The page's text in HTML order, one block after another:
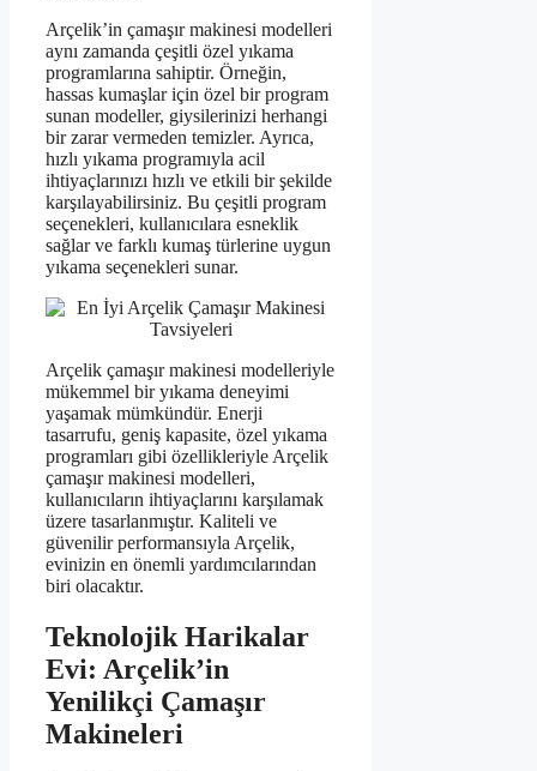
Arçelik’in çamaşır makinesi modelleri
aynı zamanda çeşitli özel yıkama
programlarına sahiptir. Örneğin,
hassas kumaşlar için özel bir program
sunan modeller, giysilerinizi herhangi
bir zarar vermeden temizler. Ayrıca,
hızlı yıkama programıyla acil
ihtiyaçlarınızı hızlı ve etkili bir şekilde
karşılayabilirsiniz. Bu çeşitli program
seçenekleri, kullanıcılara esneklik
sağlar ve farklı kumaş türlerine uygun
yıkama seçenekleri sunar.
Arçelik çamaşır makinesi modelleriyle
mükemmel bir yıkama deneyimi
yaşamak mümkündür. Enerji
tasarrufu, geniş kapasite, özel yıkama
programları gibi özellikleriyle Arçelik
çamaşır makinesi modelleri,
kullanıcıların ihtiyaçlarını karşılamak
üzere tasarlanmıştır. Kaliteli ve
güvenilir performansıyla Arçelik,
evinizin en önemli yardımcılarından
biri olacaktır.
Teknolojik Harikalar
Evi: Arçelik’in
Yenilikçi Çamaşır
Makineleri